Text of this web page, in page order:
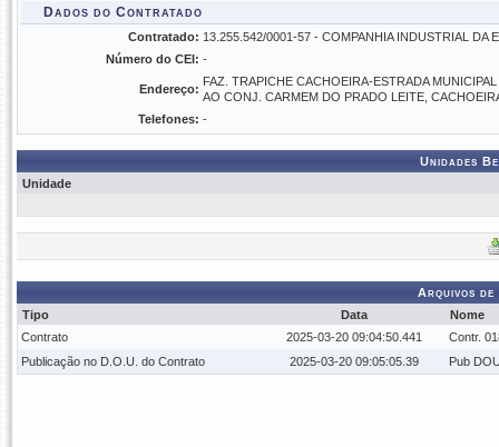
Dados do Contratado
Contratado: 13.255.542/0001-57 - COMPANHIA INDUSTRIAL DA
Número do CEI: -
Endereço:
FAZ. TRAPICHE CACHOEIRA-ESTRADA
AO CONJ. CARMEM DO PRADO LEITE,
Telefones: -
Unidades
Unidade
Arquivos
Tipo
Data
Nome
Contrato
2025-03-20 09:04:50.441
Contr.
Publicação no D.O.U. do Contrato
2025-03-20 09:05:05.39 Pub